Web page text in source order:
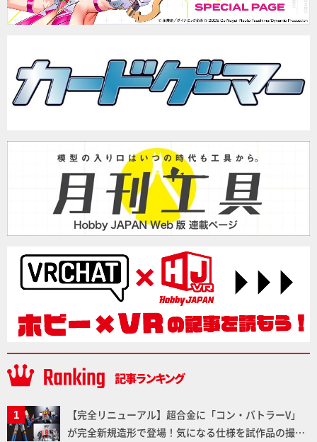
【完全リニューアル】超合金に「コン・バトラーV」
が完全新規造形で登場！気になる仕様を試作品の撮り